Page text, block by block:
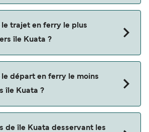
le trajet en ferry le plus
île Kuata ?
Denarau - île Barefoot Kuata, avec
d’environ 1 heure 45 minutes.
le départ en ferry le moins
île Kuata ?
de île Kuata desservant les